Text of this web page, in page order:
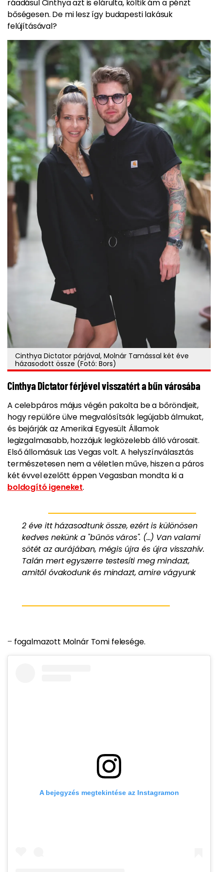
ráadásul Cinthya azt is elárulta, költik ám a pénzt
bőségesen. De mi lesz így budapesti lakásuk
felújításával?
Cinthya Dictator párjával, Molnár Tamással két éve
házasodott össze (Fotó: Bors)
Cinthya Dictator férjével visszatért a bűn városába
A celebpáros május végén pakolta be a bőröndjeit,
hogy repülőre ülve megvalósítsák legújabb álmukat,
és bejárják az Amerikai Egyesült Államok
legizgalmasabb, hozzájuk legközelebb álló városait.
Első állomásuk Las Vegas volt. A helyszínválasztás
természetesen nem a véletlen műve, hiszen a páros
két évvel ezelőtt éppen Vegasban mondta ki a
boldogító igeneket.
2 éve itt házasodtunk össze, ezért is különösen
kedves nekünk a "bűnös város". (...) Van valami
sötét az aurájában, mégis újra és újra visszahív.
Talán mert egyszerre testesíti meg mindazt,
amitől óvakodunk és mindazt, amire vágyunk
– fogalmazott Molnár Tomi felesége.
A bejegyzés megtekintése az Instagramon